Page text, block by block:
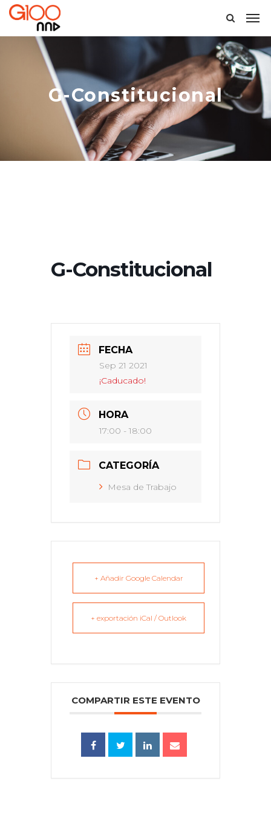
G-Constitucional
G-Constitucional
FECHA
Sep 21 2021
¡Caducado!
HORA
17:00 - 18:00
CATEGORÍA
Mesa de Trabajo
+ Añadir Google Calendar
+ exportación iCal / Outlook
COMPARTIR ESTE EVENTO